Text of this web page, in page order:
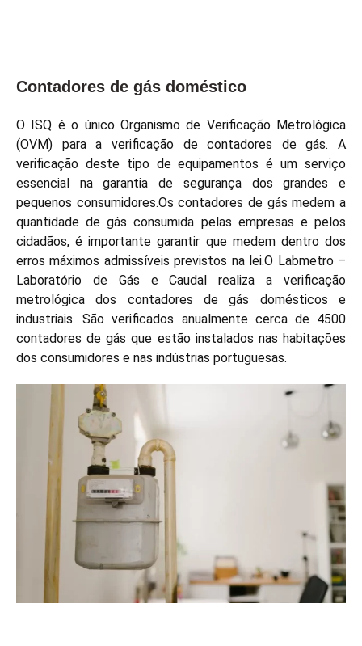
Contadores de gás doméstico
O ISQ é o único Organismo de Verificação Metrológica
(OVM) para a verificação de contadores de gás. A
verificação deste tipo de equipamentos é um serviço
essencial na garantia de segurança dos grandes e
pequenos consumidores.Os contadores de gás medem a
quantidade de gás consumida pelas empresas e pelos
cidadãos, é importante garantir que medem dentro dos
erros máximos admissíveis previstos na lei.O Labmetro –
Laboratório de Gás e Caudal realiza a verificação
metrológica dos contadores de gás domésticos e
industriais. São verificados anualmente cerca de 4500
contadores de gás que estão instalados nas habitações
dos consumidores e nas indústrias portuguesas.